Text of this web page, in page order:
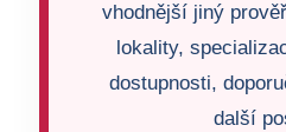
vhodnější jiný
lokality,
dostupnosti,
další